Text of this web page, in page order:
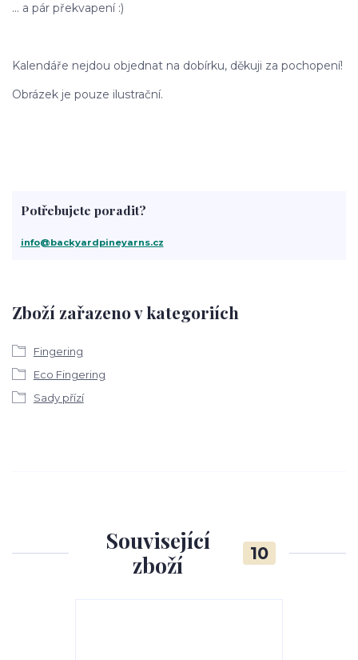
... a pár překvapení :)
Kalendáře nejdou objednat na dobírku, děkuji za pochopení!
Obrázek je pouze ilustrační.
Zboží zařazeno v kategoriích
Fingering
Eco Fingering
Sady přízí
Potřebujete poradit?
info@backyardpineyarns.cz
Související
zboží
10